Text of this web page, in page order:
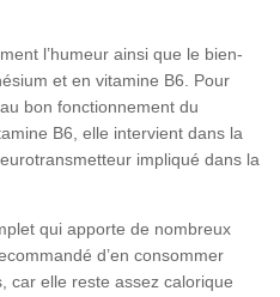
l’humeur ainsi que le bien-
et en vitamine B6. Pour
bon fonctionnement du
B6, elle intervient dans la
impliqué dans la
qui apporte de nombreux
d’en consommer
car elle reste assez calorique